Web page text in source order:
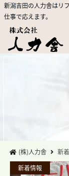
新潟吉田の人力舎はリ
仕事で応えます。
(株)人力舎
新
新着情報